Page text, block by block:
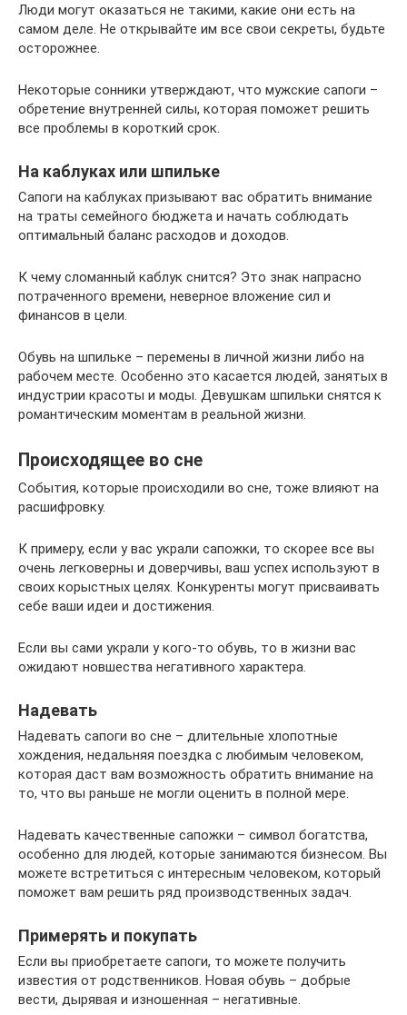
Люди могут оказаться не такими, какие они есть на
самом деле. Не открывайте им все свои секреты, будьте
осторожнее.
Некоторые сонники утверждают, что мужские сапоги –
обретение внутренней силы, которая поможет решить
все проблемы в короткий срок.
На каблуках или шпильке
Сапоги на каблуках призывают вас обратить внимание
на траты семейного бюджета и начать соблюдать
оптимальный баланс расходов и доходов.
К чему сломанный каблук снится? Это знак напрасно
потраченного времени, неверное вложение сил и
финансов в цели.
Обувь на шпильке – перемены в личной жизни либо на
рабочем месте. Особенно это касается людей, занятых в
индустрии красоты и моды. Девушкам шпильки снятся к
романтическим моментам в реальной жизни.
Происходящее во сне
События, которые происходили во сне, тоже влияют на
расшифровку.
К примеру, если у вас украли сапожки, то скорее все вы
очень легковерны и доверчивы, ваш успех используют в
своих корыстных целях. Конкуренты могут присваивать
себе ваши идеи и достижения.
Если вы сами украли у кого-то обувь, то в жизни вас
ожидают новшества негативного характера.
Надевать
Надевать сапоги во сне – длительные хлопотные
хождения, недальняя поездка с любимым человеком,
которая даст вам возможность обратить внимание на
то, что вы раньше не могли оценить в полной мере.
Надевать качественные сапожки – символ богатства,
особенно для людей, которые занимаются бизнесом. Вы
можете встретиться с интересным человеком, который
поможет вам решить ряд производственных задач.
Примерять и покупать
Если вы приобретаете сапоги, то можете получить
известия от родственников. Новая обувь – добрые
вести, дырявая и изношенная – негативные.